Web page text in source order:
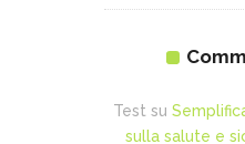
Test su
sulla salute e